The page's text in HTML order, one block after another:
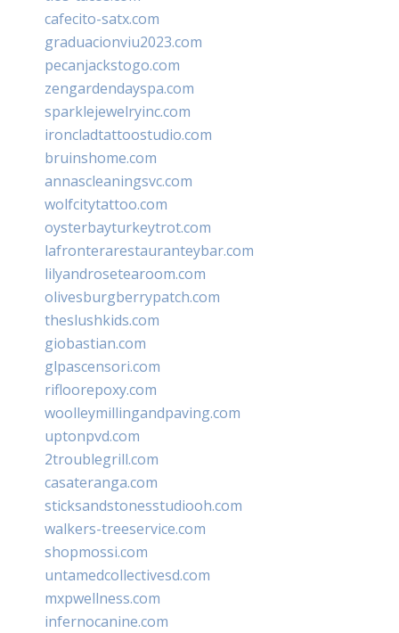
cafecito-satx.com
graduacionviu2023.com
pecanjackstogo.com
zengardendayspa.com
sparklejewelryinc.com
ironcladtattoostudio.com
bruinshome.com
annascleaningsvc.com
wolfcitytattoo.com
oysterbayturkeytrot.com
lafronterarestauranteybar.com
lilyandrosetearoom.com
olivesburgberrypatch.com
theslushkids.com
giobastian.com
glpascensori.com
rifloorepoxy.com
woolleymillingandpaving.com
uptonpvd.com
2troublegrill.com
casateranga.com
sticksandstonesstudiooh.com
walkers-treeservice.com
shopmossi.com
untamedcollectivesd.com
mxpwellness.com
infernocanine.com